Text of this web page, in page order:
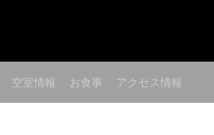
空室情報 お食事 アクセス情報